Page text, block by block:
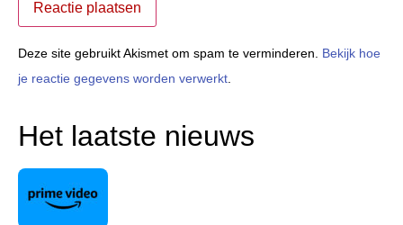
Deze site gebruikt Akismet om spam te verminderen. Bekijk hoe
je reactie gegevens worden verwerkt
Het laatste nieuws